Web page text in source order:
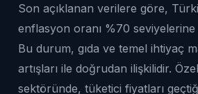
Son açıklanan verilere göre,
enflasyon oranı %70 seviyelerine
Bu durum, gıda ve temel ihtiyaç
artışları ile doğrudan ilişkilidir.
sektöründe, tüketici fiyatları